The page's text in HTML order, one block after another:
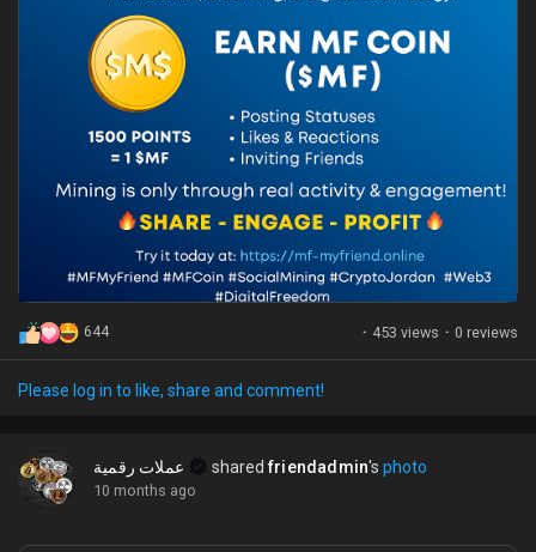
Forums
Movies
Games
Developers
644 · 453 views · 0 reviews
Please log in to like, share and comment!
عملات رقمية sharedfriendadmin'sphoto
10 months ago